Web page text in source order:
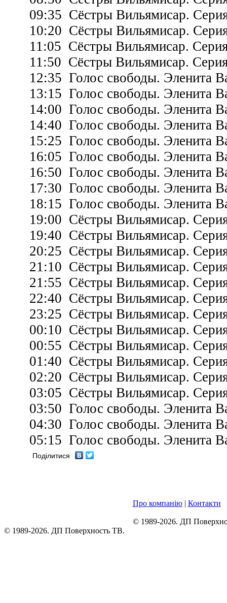
09:35 Сёстры Вильямисар.
10:20 Сёстры Вильямисар.
11:05 Сёстры Вильямисар.
11:50 Сёстры Вильямисар.
12:35 Голос свободы. Эленита
13:15 Голос свободы. Эленита
14:00 Голос свободы. Эленита
14:40 Голос свободы. Эленита
15:25 Голос свободы. Эленита
16:05 Голос свободы. Эленита
16:50 Голос свободы. Эленита
17:30 Голос свободы. Эленита
18:15 Голос свободы. Эленита
19:00 Сёстры Вильямисар.
19:40 Сёстры Вильямисар.
20:25 Сёстры Вильямисар.
21:10 Сёстры Вильямисар.
21:55 Сёстры Вильямисар.
22:40 Сёстры Вильямисар.
23:25 Сёстры Вильямисар.
00:10 Сёстры Вильямисар.
00:55 Сёстры Вильямисар.
01:40 Сёстры Вильямисар.
02:20 Сёстры Вильямисар.
03:05 Сёстры Вильямисар.
03:50 Голос свободы. Эленита
04:30 Голос свободы. Эленита
05:15 Голос свободы. Эленита
Поділитися
Про компанію| Контакти
© 1989-2026. ДП
© 1989-2026. ДП Поверхность ТВ.